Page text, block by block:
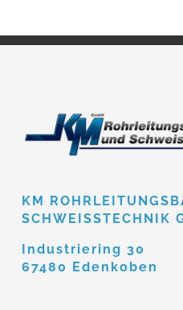
KM
SCHWEISSTECHNIK
Industriering 30
67480 Edenkoben